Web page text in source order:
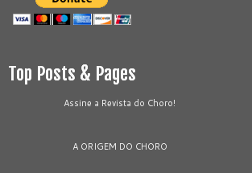
Top Posts & Pages
Assine a Revista do Choro!
A ORIGEM DO CHORO